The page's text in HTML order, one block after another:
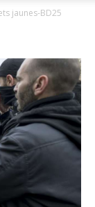
jaunes-BD25